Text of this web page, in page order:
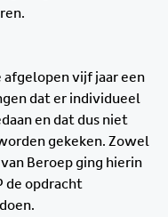
afgelopen vijf jaar een
dat er individueel
en dat dus niet
gekeken. Zowel
Beroep ging hierin
de opdracht